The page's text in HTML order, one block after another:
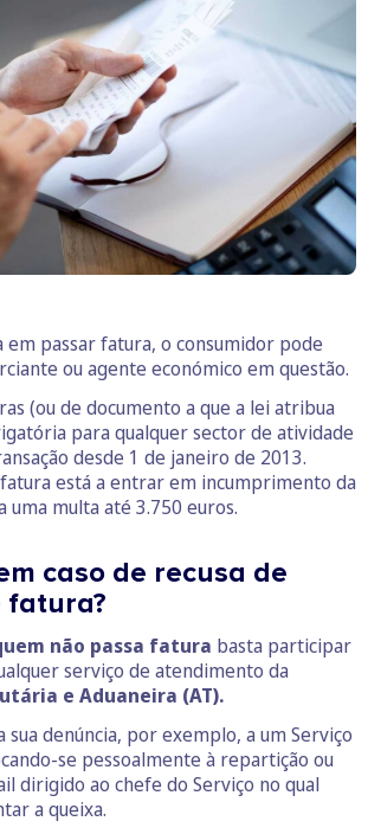
em passar fatura, o consumidor pode
ou agente económico em questão.
(ou de documento a que a lei atribua
para qualquer sector de atividade
desde 1 de janeiro de 2013.
está a entrar em incumprimento da
uma multa até 3.750 euros.
caso de recusa de
fatura?
não passa fatura basta participar
serviço de atendimento da
e Aduaneira (AT).
sua denúncia, por exemplo, a um Serviço
se pessoalmente à repartição ou
dirigido ao chefe do Serviço no qual
a queixa.